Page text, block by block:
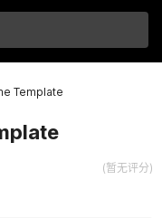
Template
(暂无评分)